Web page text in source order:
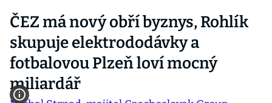
ČEZ má nový obří byznys, Rohlík
skupuje elektrododávky a
fotbalovou Plzeň loví mocný
miliardář